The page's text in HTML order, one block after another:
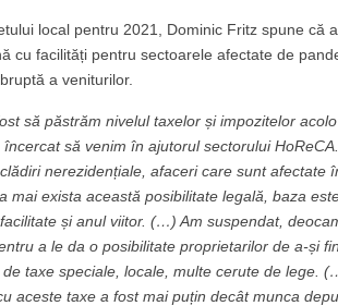
local pentru 2021, Dominic Fritz spune că
cu facilități pentru sectoarele afectate de
a veniturilor.
să păstrăm nivelul taxelor și impozitelor
să venim în ajutorul sectorului
nerezidențiale, afaceri care sunt afectate
mai exista această posibilitate legală, baza
și anul viitor. (…) Am suspendat,
a le da o posibilitate proprietarilor de a-și
taxe speciale, locale, multe cerute de lege.
aceste taxe a fost mai puțin decât munca